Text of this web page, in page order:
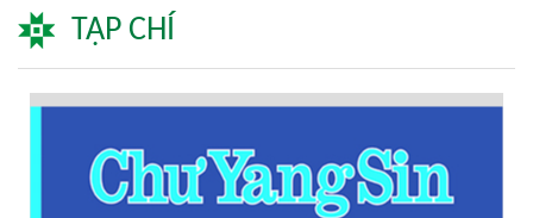
TẠP CHÍ